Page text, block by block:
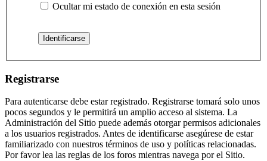
Ocultar mi estado de conexión en esta sesión
Registrarse
Para autenticarse debe estar registrado. Registrarse tomará solo unos
pocos segundos y le permitirá un amplio acceso al sistema. La
Administración del Sitio puede además otorgar permisos adicionales
a los usuarios registrados. Antes de identificarse asegúrese de estar
familiarizado con nuestros términos de uso y políticas relacionadas.
Por favor lea las reglas de los foros mientras navega por el Sitio.